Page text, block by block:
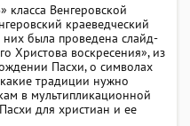
класса Венгеровской
краеведческий
была проведена слайд-
Христова воскресения», из
Пасхи, о символах
традиции нужно
в мультипликационной
для христиан и ее